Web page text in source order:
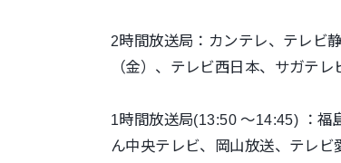
2時間放送局：カンテレ、テレビ
（金）、テレビ西日本、サガテ
1時間放送局(13:50 ～14:45) ：福
ん中央テレビ、岡山放送、テレ